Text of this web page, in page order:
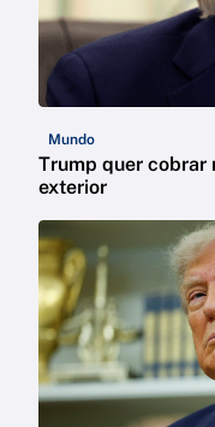
Mundo
Trump quer cobrar
exterior